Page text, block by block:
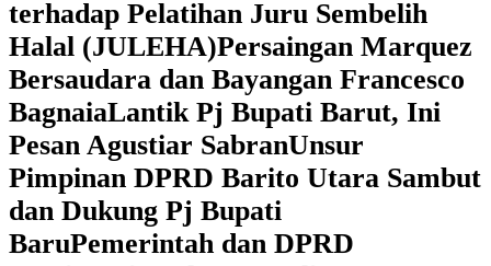
terhadap Pelatihan Juru Sembelih
Halal (JULEHA)Persaingan Marquez
Bersaudara dan Bayangan Francesco
BagnaiaLantik Pj Bupati Barut, Ini
Pesan Agustiar SabranUnsur
Pimpinan DPRD Barito Utara Sambut
dan Dukung Pj Bupati
BaruPemerintah dan DPRD